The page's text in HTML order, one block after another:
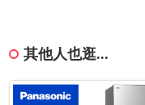
其他人也逛...